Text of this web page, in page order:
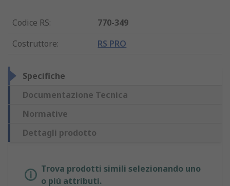
Codice RS:
770-349
Costruttore: RS PRO
Specifiche
Documentazione Tecnica
Normative
Dettagli prodotto
Trova prodotti simili selezionando uno
o più attributi.